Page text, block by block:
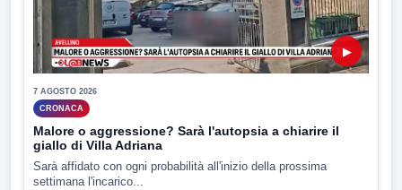
▶
7 AGOSTO 2026
CRONACA
Malore o aggressione? Sarà l'autopsia a chiarire il
giallo di Villa Adriana
Sarà affidato con ogni probabilità all'inizio della prossima
settimana l'incarico...